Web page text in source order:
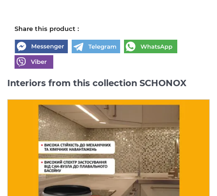
Share this product :
Interiors from this collection SCHONOX